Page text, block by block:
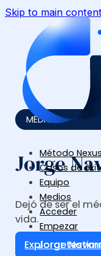
Skip to main content
Método Nexus
Casos de
Equipo
Medios
Acceder
Empezar
MÉDICO
Jorge
Dejó de ser el
vida.
Explorar